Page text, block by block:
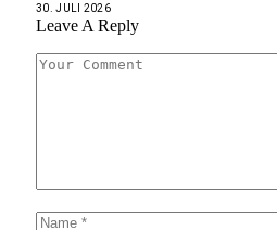
30. JULI 2026
Leave A Reply